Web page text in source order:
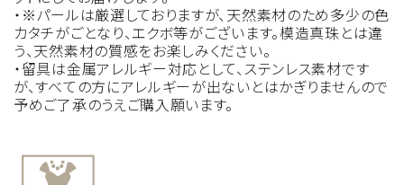
・※パールは厳選しておりますが、天然素材のため多少の色
カタチがごとなり、エクボ等がございます。模造真珠とは違
う、天然素材の質感をお楽しみください。
・留具は金属アレルギー対応として、ステンレス素材です
が、すべての方にアレルギーが出ないとはかぎりませんので
予めご了承のうえご購入願います。